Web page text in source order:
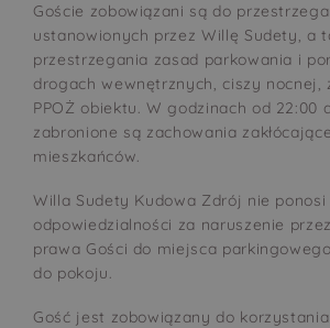
Goście zobowiązani są do
ustanowionych przez Willę Sudety, a
przestrzegania zasad parkowania i
drogach wewnętrznych, ciszy nocnej,
PPOŻ obiektu. W godzinach od 22:00
zabronione są zachowania
mieszkańców.
Willa Sudety Kudowa Zdrój nie ponosi
odpowiedzialności za naruszenie
prawa Gości do miejsca
do pokoju.
Gość jest zobowiązany do